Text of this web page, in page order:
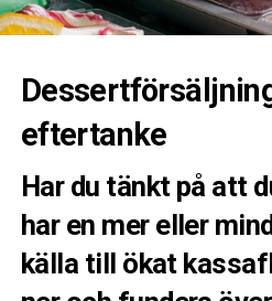
eftertanke
Har du tänkt på att
har en mer eller
källa till ökat